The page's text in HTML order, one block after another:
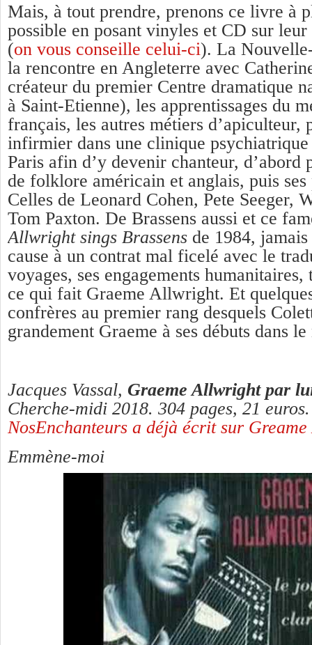
Mais, à tout prendre, prenons ce livre à
possible en posant vinyles et CD sur
(on vous conseille celui-ci). La
la rencontre en Angleterre avec
créateur du premier Centre dramatique
à Saint-Etienne), les apprentissages du
français, les autres métiers d’apiculteur,
infirmier dans une clinique
Paris afin d’y devenir chanteur, d’abord
de folklore américain et anglais, puis ses
Celles de Leonard Cohen, Pete Seeger,
Tom Paxton. De Brassens aussi et ce
Allwright sings Brassens de 1984,
cause à un contrat mal ficelé avec le
voyages, ses engagements humanitaires,
ce qui fait Graeme Allwright. Et
confrères au premier rang desquels
grandement Graeme à ses débuts dans
Jacques Vassal, Graeme Allwright par
Cherche-midi 2018. 304 pages, 21
NosEnchanteurs a déjà écrit sur
Emmène-moi